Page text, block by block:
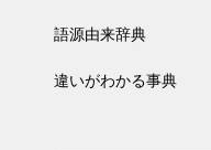
語源由来辞典
違いがわかる事典